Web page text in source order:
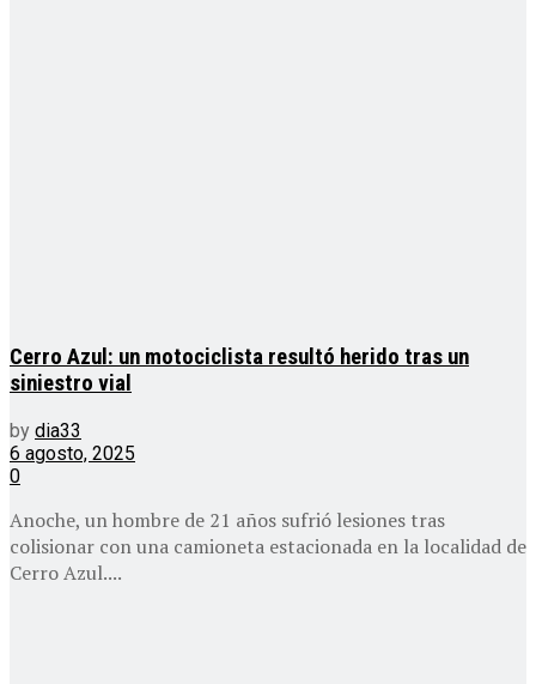
Cerro Azul: un motociclista resultó herido tras un
siniestro vial
by dia33
6 agosto, 2025
0
Anoche, un hombre de 21 años sufrió lesiones tras
colisionar con una camioneta estacionada en la localidad de
Cerro Azul....